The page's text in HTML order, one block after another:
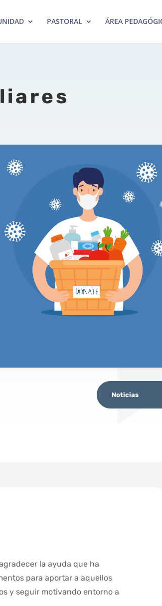
PASTORAL ÁREA
Noticias
la ayuda que ha
para aportar a aquellos
y seguir motivando entorno a